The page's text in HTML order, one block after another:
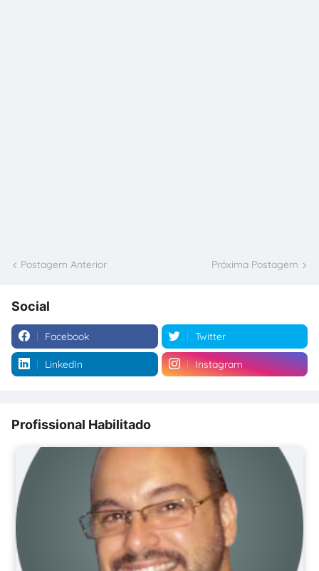
Postagem Anterior Próxima Postagem
Social
Facebook Twitter
LinkedIn Instagram
Profissional Habilitado